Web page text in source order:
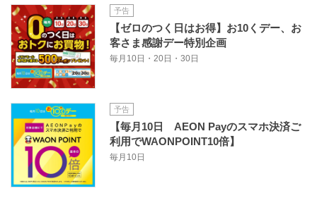
予告
【ゼロのつく日はお得】お10くデー、お
客さま感謝デー特別企画
毎月10日・20日・30日
予告
【毎月10日 AEON Payのスマホ決済ご
利用でWAONPOINT10倍】
毎月10日